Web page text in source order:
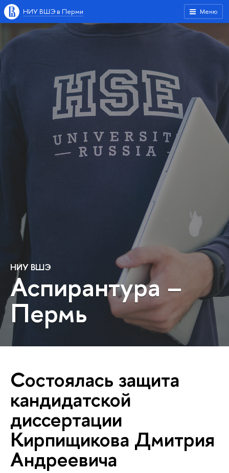
Меню
НИУ ВШЭ в Перми
НИУ ВШЭ
Аспирантура –
Пермь
Состоялась защита
кандидатской
диссертации
Кирпищикова Дмитрия
Андреевича